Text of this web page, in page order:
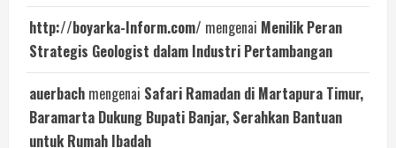
http://boyarka-Inform.com/ mengenai Menilik Peran
Strategis Geologist dalam Industri Pertambangan
auerbach mengenai Safari Ramadan di Martapura Timur,
Baramarta Dukung Bupati Banjar, Serahkan Bantuan
untuk Rumah Ibadah